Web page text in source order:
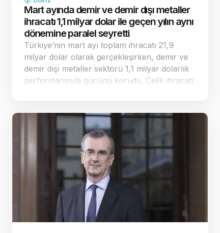
Mart ayında demir ve demir dışı metaller
ihracatı 1,1 milyar dolar ile geçen yılın aynı
dönemine paralel seyretti
Türkiye’nin mart ayı toplam ihracatı 21,9
milyar dolar olarak gerçekleşirken, demir ve
demir dışı metaller sektörü 1,1 milyar dolarlık
performansıyla gücünü korudu. Çelik ihracatı